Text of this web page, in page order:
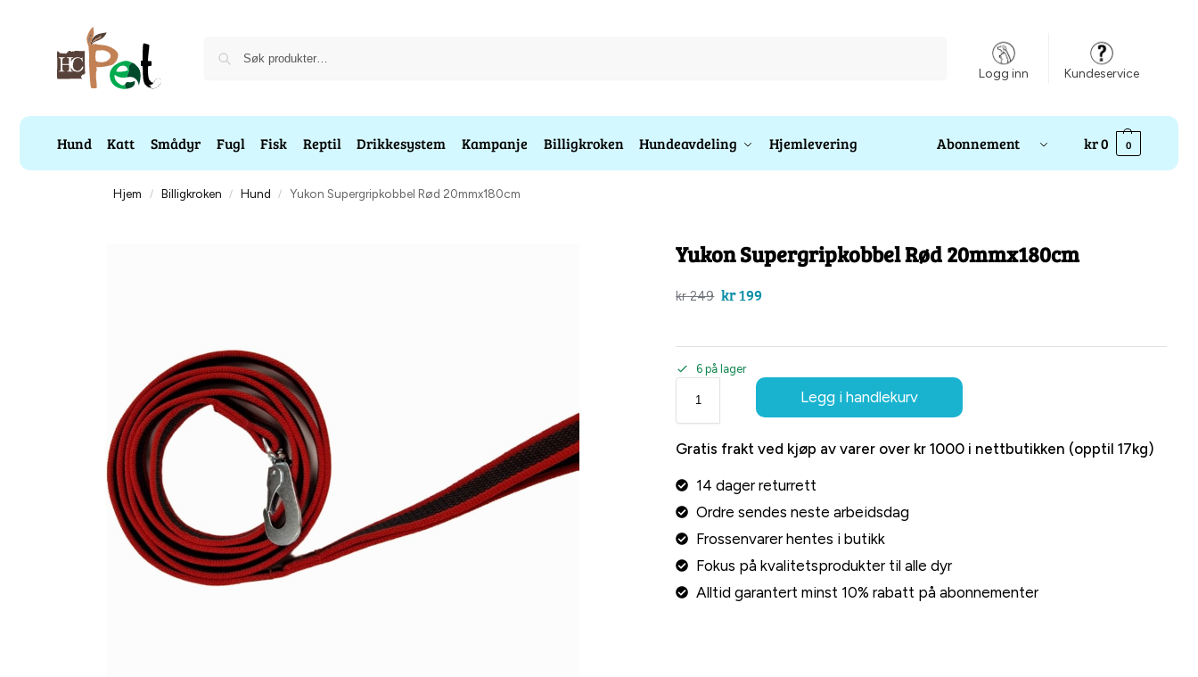
Logg inn Kundeservice
Hund Katt Smådyr Fugl Fisk Reptil Drikkesystem Kampanje Billigkroken Hundeavdeling Hjemlevering Abonnement kr0 0
Hjem / Billigkroken / Hund / Yukon Supergripkobbel Rød 20mmx180cm
Yukon Supergripkobbel Rød 20mmx180cm
kr249 kr199
6 på lager
Legg i handlekurv
Gratis frakt ved kjøp av varer over kr 1000 i nettbutikken (opptil 17kg)
14 dager returrett
Ordre sendes neste arbeidsdag
Frossenvarer hentes i butikk
Fokus på kvalitetsprodukter til alle dyr
Alltid garantert minst 10% rabatt på abonnementer